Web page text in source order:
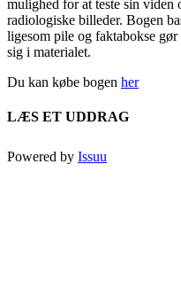
mulighed for at teste sin viden
radiologiske billeder. Bogen
ligesom pile og faktabokse
sig i materialet.
Du kan købe bogen her
LÆS ET UDDRAG
Powered by Issuu